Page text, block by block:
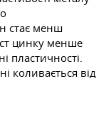
стає менш
цинку менше
пластичності.
коливається від